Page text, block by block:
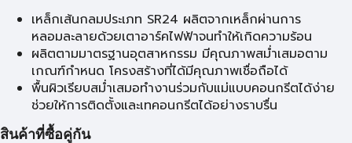
เหล็กเส้นกลมประเภท SR24 ผลิตจากเหล็กผ่านการ
หลอมละลายด้วยเตาอาร์คไฟฟ้าจนทำให้เกิดความร้อน
ผลิตตามมาตรฐานอุตสาหกรรม มีคุณภาพสม่ำเสมอตาม
เกณฑ์กำหนด โครงสร้างที่ได้มีคุณภาพเชื่อถือได้
พื้นผิวเรียบสม่ำเสมอทำงานร่วมกับแม่แบบคอนกรีตได้ง่าย
ช่วยให้การติดตั้งและเทคอนกรีตได้อย่างราบรื่น
สินค้าที่ซื้อคู่กัน